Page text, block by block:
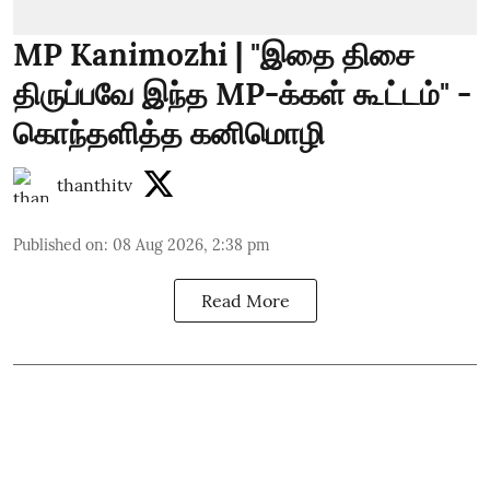
MP Kanimozhi | "இதை திசை
திருப்பவே இந்த MP-க்கள் கூட்டம்" -
கொந்தளித்த கனிமொழி
thanthitv
Published on: 08 Aug 2026, 2:38 pm
Read More